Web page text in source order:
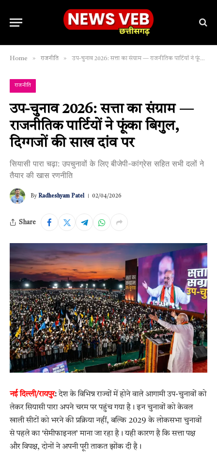
Home » राजनीति » उप-चुनाव 2026: सत्ता का संग्राम — राजनीतिक पार्टियों ने फूंका बिगुल, दिग्गजों की साख दांव पर
राजनीति
उप-चुनाव 2026: सत्ता का संग्राम —
राजनीतिक पार्टियों ने फूंका बिगुल,
दिग्गजों की साख दांव पर
सियासी पारा चढ़ा: उपचुनावों के लिए बीजेपी-कांग्रेस सहित सभी दलों ने
तैयार की खास रणनीति
By Radheshyam Patel 02/04/2026
Share
नई दिल्ली/रायपुर:देश के विभिन्न राज्यों में होने वाले आगामी उप-चुनावों को
लेकर सियासी पारा अपने चरम पर पहुंच गया है। इन चुनावों को केवल
खाली सीटों को भरने की प्रक्रिया नहीं, बल्कि 2029 के लोकसभा चुनावों
से पहले का ‘सेमीफाइनल’ माना जा रहा है। यही कारण है कि सत्ता पक्ष
और विपक्ष, दोनों ने अपनी पूरी ताकत झोंक दी है।